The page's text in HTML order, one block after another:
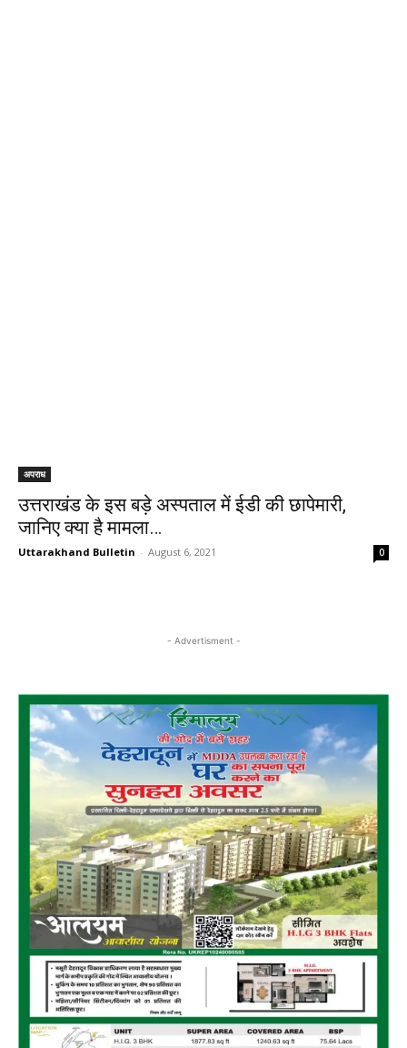
अपराध
उत्तराखंड के इस बड़े अस्पताल में ईडी की छापेमारी,
जानिए क्या है मामला…
Uttarakhand Bulletin - August 6, 2021 0
- Advertisment -